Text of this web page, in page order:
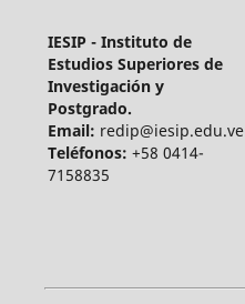
IESIP - Instituto de
Estudios Superiores de
Investigación y
Postgrado.
Email: redip@iesip.edu.ve
Teléfonos: +58 0414-
7158835